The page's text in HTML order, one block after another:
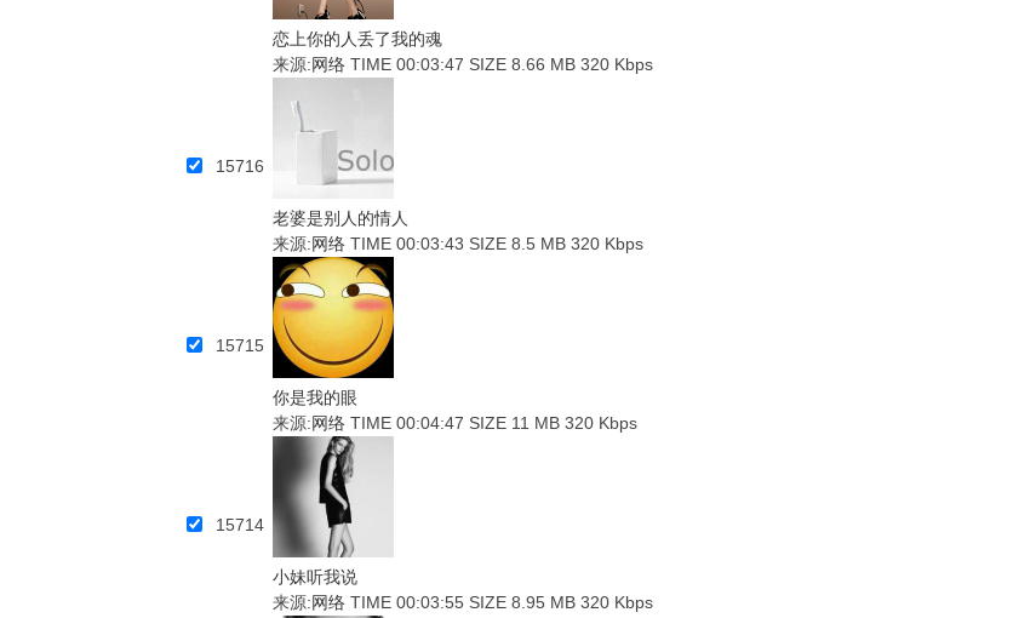
恋上你的人丢了我的魂
来源:网络 TIME 00:03:47 SIZE 8.66 MB 320 Kbps
15716
老婆是别人的情人
来源:网络 TIME 00:03:43 SIZE 8.5 MB 320 Kbps
15715
你是我的眼
来源:网络 TIME 00:04:47 SIZE 11 MB 320 Kbps
15714
小妹听我说
来源:网络 TIME 00:03:55 SIZE 8.95 MB 320 Kbps